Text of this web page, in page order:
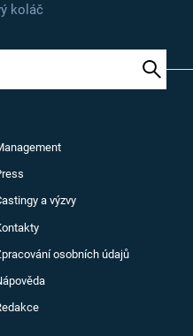
koláč
a výzvy
osobních údajů